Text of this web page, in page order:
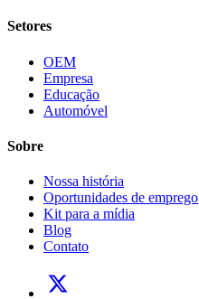
Setores
OEM
Empresa
Educação
Automóvel
Sobre
Nossa história
Oportunidades de emprego
Kit para a mídia
Blog
Contato